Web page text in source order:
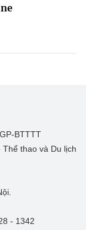
BTTTT
thao và Du lịch
- 1342